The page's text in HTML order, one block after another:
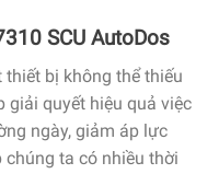
SCU AutoDos
bị không thể thiếu
giải quyết hiệu quả việc
ngày, giảm áp lực
chúng ta có nhiều thời